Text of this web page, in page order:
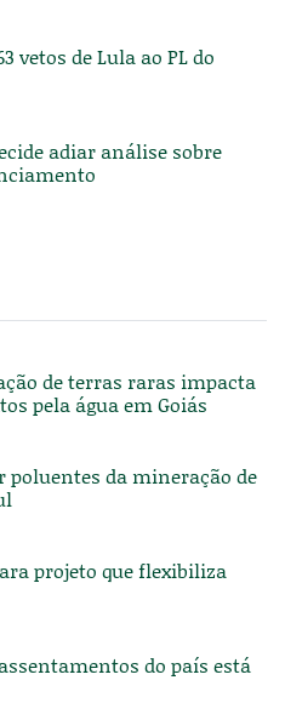
vetos de Lula ao PL do
adiar análise sobre
de terras raras impacta
pela água em Goiás
poluentes da mineração de
projeto que flexibiliza
do país está